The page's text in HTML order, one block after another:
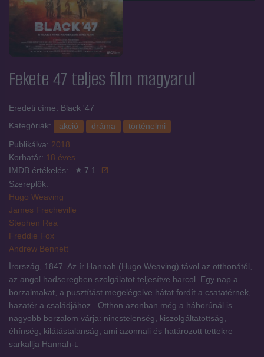
Fekete 47 teljes film magyarul
Eredeti címe: Black '47
Kategóriák:
akció dráma
történelmi
Publikálva: 2018
Korhatár: 18 éves
IMDB értékelés:
7.1
Szereplők:
Hugo Weaving
James Frecheville
Stephen Rea
Freddie Fox
Andrew Bennett
Írország, 1847. Az ír Hannah (Hugo Weaving) távol az otthonától,
az angol hadseregben szolgálatot teljesítve harcol. Egy nap a
borzalmakat, a pusztítást megelégelve hátat fordít a csatatérnek,
hazatér a családjához . Otthon azonban még a háborúnál is
nagyobb borzalom várja: nincstelenség, kiszolgáltatottság,
éhínség, kilátástalanság, ami azonnali és határozott tettekre
sarkallja Hannah-t.